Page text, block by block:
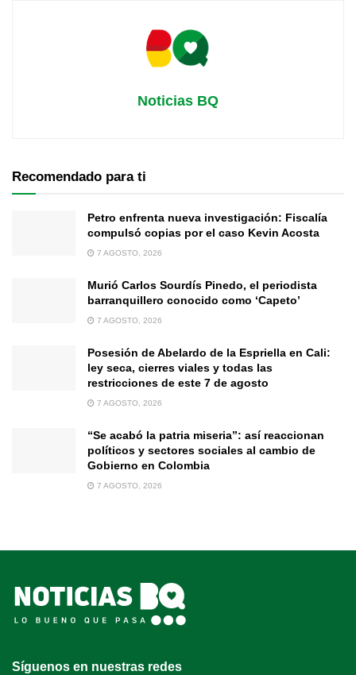
Noticias BQ
Recomendado para ti
Petro enfrenta nueva investigación: Fiscalía
compulsó copias por el caso Kevin Acosta
7 AGOSTO, 2026
Murió Carlos Sourdís Pinedo, el periodista
barranquillero conocido como ‘Capeto’
7 AGOSTO, 2026
Posesión de Abelardo de la Espriella en Cali:
ley seca, cierres viales y todas las
restricciones de este 7 de agosto
7 AGOSTO, 2026
“Se acabó la patria miseria”: así reaccionan
políticos y sectores sociales al cambio de
Gobierno en Colombia
7 AGOSTO, 2026
Síguenos en nuestras redes